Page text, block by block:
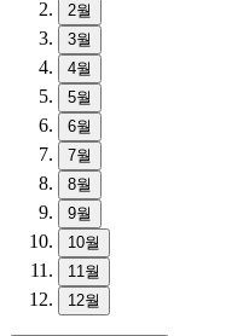
2월
3월
4월
5월
6월
7월
8월
9월
10월
11월
12월